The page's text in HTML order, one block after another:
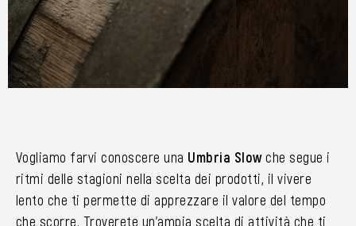
Vogliamo farvi conoscere una Umbria Slowche segue i
ritmi delle stagioni nella scelta dei prodotti, il vivere
lento che ti permette di apprezzare il valore del tempo
che scorre. Troverete un’ampia scelta di attività che ti